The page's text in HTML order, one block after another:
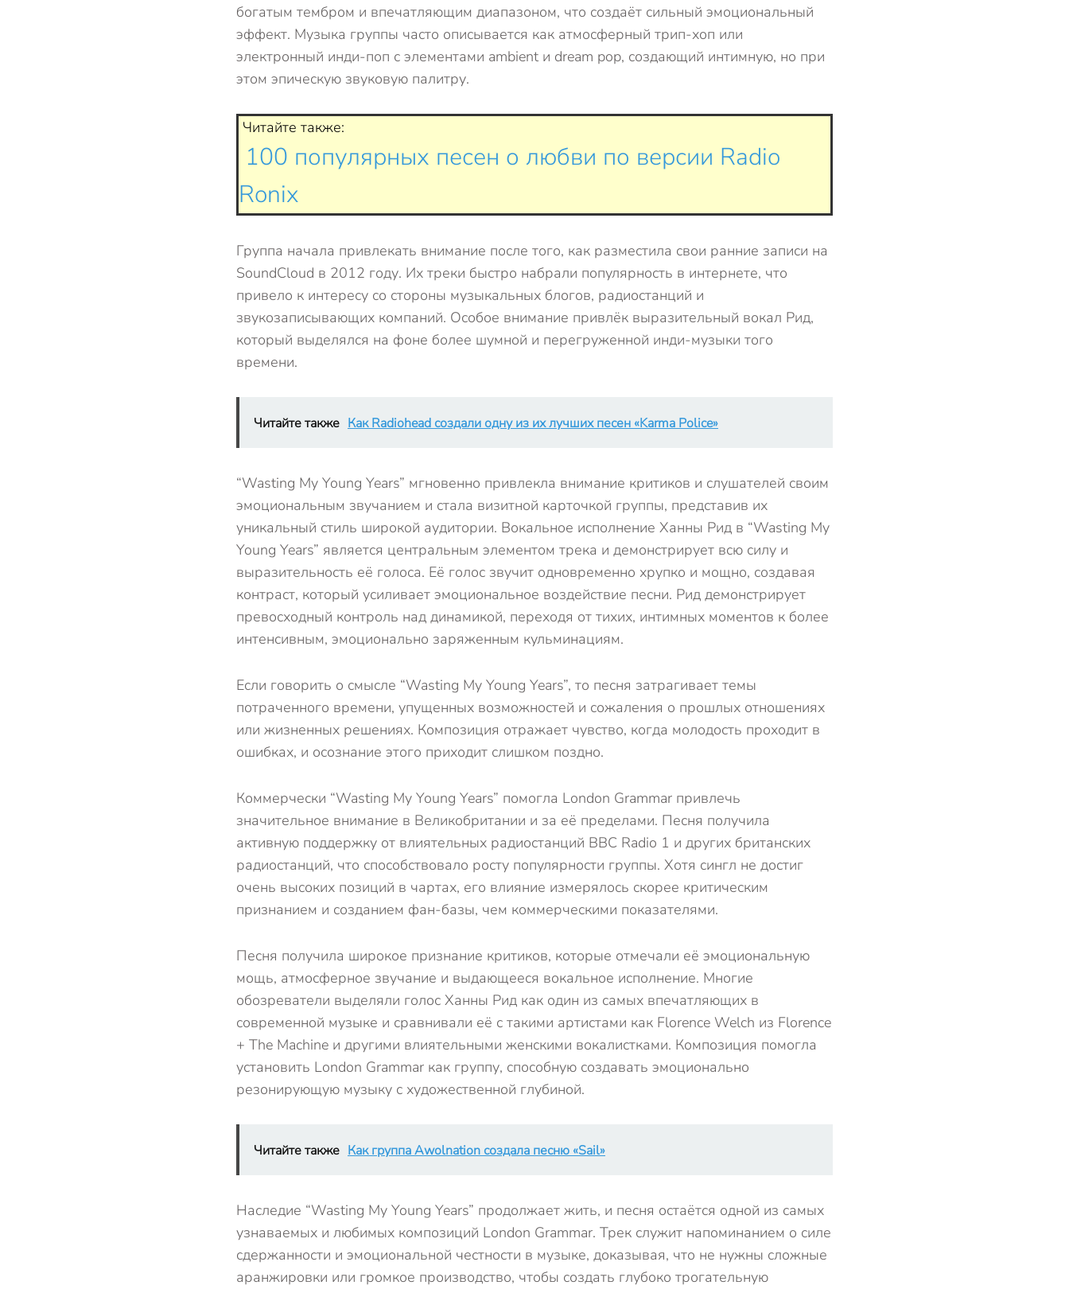
богатым тембром и впечатляющим диапазоном, что создаёт сильный эмоциональный
эффект. Музыка группы часто описывается как атмосферный трип-хоп или
электронный инди-поп с элементами ambient и dream pop, создающий интимную, но при
этом эпическую звуковую палитру.
Читайте также:
100 популярных песен о любви по версии Radio
Ronix
Группа начала привлекать внимание после того, как разместила свои ранние записи на
SoundCloud в 2012 году. Их треки быстро набрали популярность в интернете, что
привело к интересу со стороны музыкальных блогов, радиостанций и
звукозаписывающих компаний. Особое внимание привлёк выразительный вокал Рид,
который выделялся на фоне более шумной и перегруженной инди-музыки того
времени.
Читайте также Как Radiohead создали одну из их лучших песен «Karma Police»
“Wasting My Young Years” мгновенно привлекла внимание критиков и слушателей своим
эмоциональным звучанием и стала визитной карточкой группы, представив их
уникальный стиль широкой аудитории. Вокальное исполнение Ханны Рид в “Wasting My
Young Years” является центральным элементом трека и демонстрирует всю силу и
выразительность её голоса. Её голос звучит одновременно хрупко и мощно, создавая
контраст, который усиливает эмоциональное воздействие песни. Рид демонстрирует
превосходный контроль над динамикой, переходя от тихих, интимных моментов к более
интенсивным, эмоционально заряженным кульминациям.
Если говорить о смысле “Wasting My Young Years”, то песня затрагивает темы
потраченного времени, упущенных возможностей и сожаления о прошлых отношениях
или жизненных решениях. Композиция отражает чувство, когда молодость проходит в
ошибках, и осознание этого приходит слишком поздно.
Коммерчески “Wasting My Young Years” помогла London Grammar привлечь
значительное внимание в Великобритании и за её пределами. Песня получила
активную поддержку от влиятельных радиостанций BBC Radio 1 и других британских
радиостанций, что способствовало росту популярности группы. Хотя сингл не достиг
очень высоких позиций в чартах, его влияние измерялось скорее критическим
признанием и созданием фан-базы, чем коммерческими показателями.
Песня получила широкое признание критиков, которые отмечали её эмоциональную
мощь, атмосферное звучание и выдающееся вокальное исполнение. Многие
обозреватели выделяли голос Ханны Рид как один из самых впечатляющих в
современной музыке и сравнивали её с такими артистами как Florence Welch из Florence
+ The Machine и другими влиятельными женскими вокалистками. Композиция помогла
установить London Grammar как группу, способную создавать эмоционально
резонирующую музыку с художественной глубиной.
Читайте также Как группа Awolnation создала песню «Sail»
Наследие “Wasting My Young Years” продолжает жить, и песня остаётся одной из самых
узнаваемых и любимых композиций London Grammar. Трек служит напоминанием о силе
сдержанности и эмоциональной честности в музыке, доказывая, что не нужны сложные
аранжировки или громкое производство, чтобы создать глубоко трогательную